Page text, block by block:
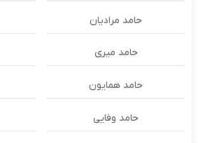
حامد مرادیان
حامد میری
حامد همایون
حامد وفایی